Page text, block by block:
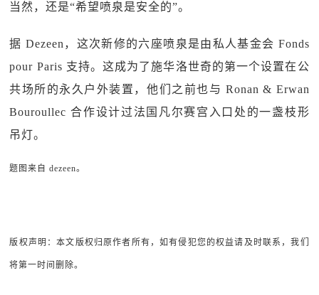
当然，还是“希望喷泉是安全的”。
据 Dezeen，这次新修的六座喷泉是由私人基金会 Fonds
pour Paris 支持。这成为了施华洛世奇的第一个设置在公
共场所的永久户外装置，他们之前也与 Ronan & Erwan
Bouroullec 合作设计过法国凡尔赛宫入口处的一盏枝形
吊灯。
题图来自 dezeen。
版权声明：本文版权归原作者所有，如有侵犯您的权益请及时联系，我们
将第一时间删除。